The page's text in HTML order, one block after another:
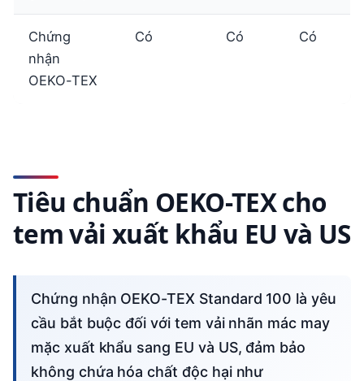
Chứng
nhận
OEKO-TEX
Có Có Có
Tiêu chuẩn OEKO-TEX cho
tem vải xuất khẩu EU và US
Chứng nhận OEKO-TEX Standard 100 là yêu
cầu bắt buộc đối với tem vải nhãn mác may
mặc xuất khẩu sang EU và US, đảm bảo
không chứa hóa chất độc hại như